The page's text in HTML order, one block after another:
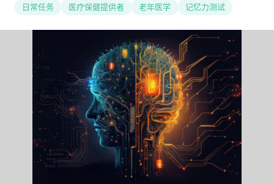
日常任务
医疗保健提供者 老年医学 记忆力测试